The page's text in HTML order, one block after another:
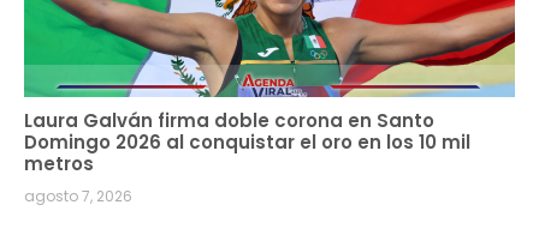
Laura Galván firma doble corona en Santo
Domingo 2026 al conquistar el oro en los 10 mil
metros
agosto 7, 2026